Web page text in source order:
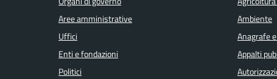
Aree amministrative
Uffici
Enti e fondazioni
Politici
Ambiente
Anagrafe
Appalti